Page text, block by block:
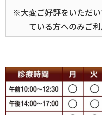
※大変ご好評をいただ
ている方へのみご